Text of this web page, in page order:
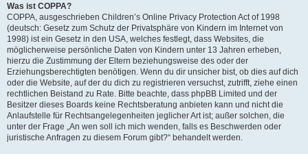
Was ist COPPA?
COPPA, ausgeschrieben Children’s Online Privacy Protection Act of 1998
(deutsch: Gesetz zum Schutz der Privatsphäre von Kindern im Internet von
1998) ist ein Gesetz in den USA, welches festlegt, dass Websites, die
möglicherweise persönliche Daten von Kindern unter 13 Jahren erheben,
hierzu die Zustimmung der Eltern beziehungsweise des oder der
Erziehungsberechtigten benötigen. Wenn du dir unsicher bist, ob dies auf dich
oder die Website, auf der du dich zu registrieren versuchst, zutrifft, ziehe einen
rechtlichen Beistand zu Rate. Bitte beachte, dass phpBB Limited und der
Besitzer dieses Boards keine Rechtsberatung anbieten kann und nicht die
Anlaufstelle für Rechtsangelegenheiten jeglicher Art ist; außer solchen, die
unter der Frage „An wen soll ich mich wenden, falls es Beschwerden oder
juristische Anfragen zu diesem Forum gibt?“ behandelt werden.